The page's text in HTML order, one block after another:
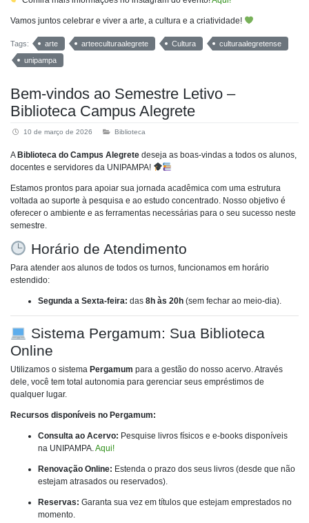
Vamos juntos celebrar e viver a arte, a cultura e a criatividade!
Tags: arte arteeculturaalegrete Cultura
culturaalegretense
unipampa
Bem-vindos ao Semestre Letivo –
Biblioteca Campus Alegrete
10 de março de 2026 Biblioteca
ABiblioteca do Campus Alegrete deseja as boas-vindas a todos os alunos,
docentes e servidores da UNIPAMPA!
Estamos prontos para apoiar sua jornada acadêmica com uma estrutura
voltada ao suporte à pesquisa e ao estudo concentrado. Nosso objetivo é
oferecer o ambiente e as ferramentas necessárias para o seu sucesso neste
semestre.
Horário de Atendimento
Para atender aos alunos de todos os turnos, funcionamos em horário
estendido:
Segunda a Sexta-feira: das 8h às 20h (sem fechar ao meio-dia).
Sistema Pergamum: Sua Biblioteca
Online
Utilizamos o sistema Pergamum para a gestão do nosso acervo. Através
dele, você tem total autonomia para gerenciar seus empréstimos de
qualquer lugar.
Recursos disponíveis no Pergamum:
Consulta ao Acervo: Pesquise livros físicos e e-books disponíveis
na UNIPAMPA.Aqui!
Renovação Online: Estenda o prazo dos seus livros (desde que não
estejam atrasados ou reservados).
Reservas: Garanta sua vez em títulos que estejam emprestados no
momento.